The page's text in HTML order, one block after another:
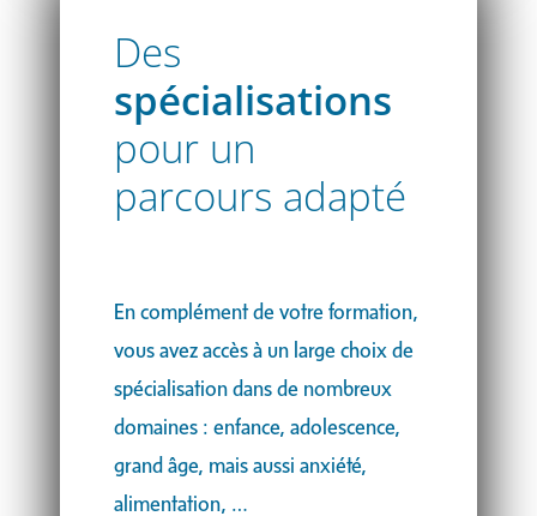
Des
spécialisations
pour un
parcours adapté
En complément de votre formation,
vous avez accès à un large choix de
spécialisation dans de nombreux
domaines : enfance, adolescence,
grand âge, mais aussi anxiété,
alimentation, …